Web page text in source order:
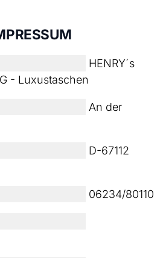
HENRY´s
- Luxustaschen
An der
D-67112
06234/80110